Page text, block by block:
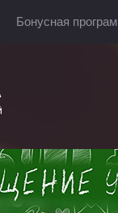
Бонусная